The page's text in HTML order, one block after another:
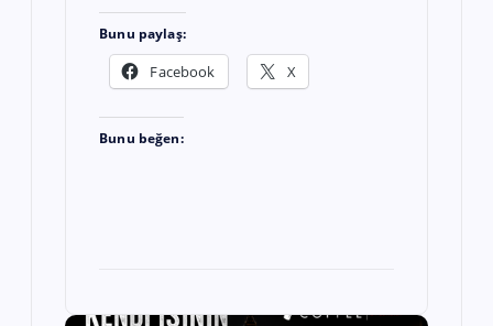
Bunu paylaş:
Facebook X
Bunu beğen: